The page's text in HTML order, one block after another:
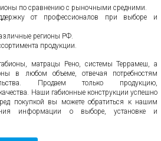
по сравнению с рыночными средними.
от профессионалов при выборе и
регионы РФ.
продукции.
матрацы Рено, системы Террамеш, а
в любом объеме, отвечая потребностям
Продаем только продукцию,
Наши габионные конструкции успешно
покупкой вы можете обратиться к нашим
информации о выборе, установке и